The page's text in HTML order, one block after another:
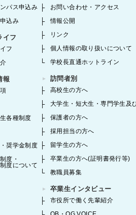
パス申込み
込み
イフ
フ
報
各種制度
奨学金制度
度・
度について
お問い合わせ・アクセス
情報公開
リンク
個人情報の取り扱いについて
学校長直通ホットライン
訪問者別
高校生の方へ
大学生・短大生・専門学生及
保護者の方へ
採用担当の方へ
留学生の方へ
卒業生の方へ(証明書発行等)
教職員募集
卒業生インタビュー
市役所で働く先輩紹介